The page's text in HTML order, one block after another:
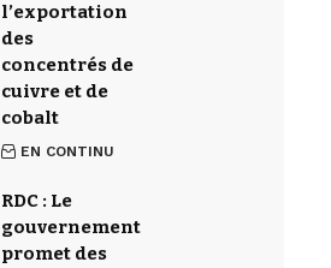
l’exportation
des
concentrés de
cuivre et de
cobalt
EN CONTINU
RDC : Le
gouvernement
promet des